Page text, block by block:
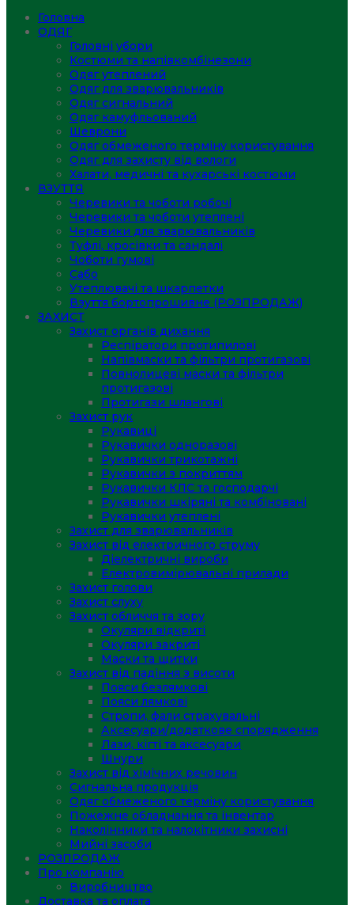
Головна
ОДЯГ
Головні убори
Костюми та напівкомбінезони
Одяг утеплений
Одяг для зварювальників
Одяг сигнальний
Одяг камуфльований
Шеврони
Одяг обмеженого терміну користування
Одяг для захисту від вологи
Халати, медичні та кухарські костюми
ВЗУТТЯ
Черевики та чоботи робочі
Черевики та чоботи утеплені
Черевики для зварювальників
Туфлі, кросівки та сандалі
Чоботи гумові
Сабо
Утеплювачі та шкарпетки
Взуття бортопрошивне (РОЗПРОДАЖ)
ЗАХИСТ
Захист органів дихання
Респіратори протипилові
Напівмаски та фільтри протигазові
Повнолицеві маски та фільтри
протигазові
Протигази шлангові
Захист рук
Рукавиці
Рукавички одноразові
Рукавички трикотажні
Рукавички з покриттям
Рукавички КЛС та господарчі
Рукавички шкіряні та комбіновані
Рукавички утеплені
Захист для зварювальників
Захист від електричного струму
Діелектричні вироби
Електровимірювальні прилади
Захист голови
Захист слуху
Захист обличчя та зору
Окуляри відкриті
Окуляри закриті
Маски та щитки
Захист від падіння з висоти
Пояси безлямкові
Пояси лямкові
Стропи, фали страхувальні
Аксесуари/додаткове спорядження
Лази, кігті та аксесуари
Шнури
Захист від хімічних речовин
Сигнальна продукція
Одяг обмеженого терміну користування
Пожежне обладнання та інвентар
Наколінники та налокітники захисні
Мийні засоби
РОЗПРОДАЖ
Про компанію
Виробництво
Доставка та оплата